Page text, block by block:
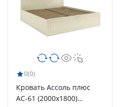
0(0)
Кровать Ассоль плюс
АС-61 (2000х1800)